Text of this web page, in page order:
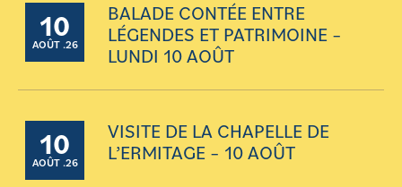
10
AOÛT .26
BALADE CONTÉE ENTRE
LÉGENDES ET PATRIMOINE –
LUNDI 10 AOÛT
10
AOÛT .26
VISITE DE LA CHAPELLE DE
L’ERMITAGE – 10 AOÛT